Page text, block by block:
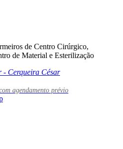
de Centro Cirúrgico,
de Material e Esterilização
- Cerqueira César
agendamento prévio